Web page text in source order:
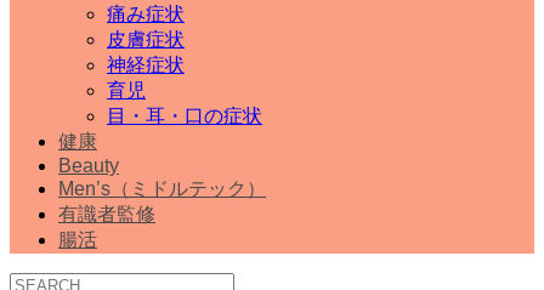
痛み症状
皮膚症状
神経症状
育児
目・耳・口の症状
健康
Beauty
Men’s（ミドルテック）
有識者監修
腸活